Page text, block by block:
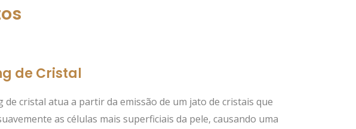
de Cristal
de cristal atua a partir da emissão de um jato de cristais que
as células mais superficiais da pele, causando uma